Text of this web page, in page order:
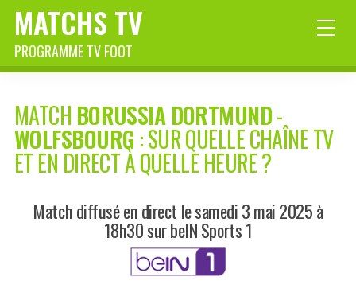
MATCHS TV
PROGRAMME TV FOOT
MATCH BORUSSIA DORTMUND-
WOLFSBOURG : SUR QUELLE CHAÎNE TV
ET EN DIRECT À QUELLE HEURE ?
Match diffusé en direct le samedi 3 mai 2025 à
18h30 sur beIN Sports 1